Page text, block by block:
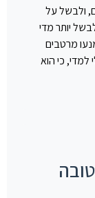
ולבשל על
לא לבשל יותר מדי
מרטבים
למדי, כי הוא